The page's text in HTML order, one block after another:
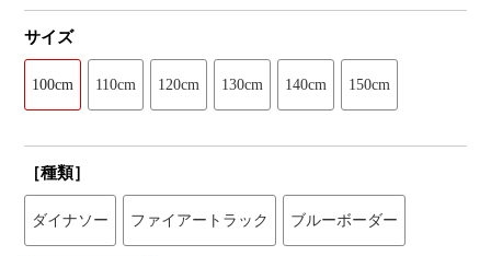
サイズ
100cm 110cm 120cm 130cm 140cm 150cm
［種類］
ダイナソー ファイアートラック ブルーボーダー